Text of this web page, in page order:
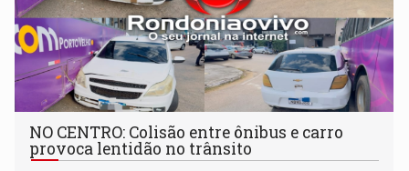
NO CENTRO: Colisão entre ônibus e carro
provoca lentidão no trânsito